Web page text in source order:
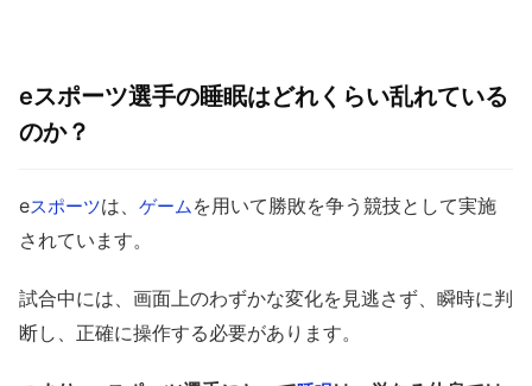
eスポーツ選手の睡眠はどれくらい乱れている
のか？
eスポーツは、 ゲームを用いて勝敗を争う競技として実施
されています。
試合中には、画面上のわずかな変化を見逃さず、瞬時に判
断し、正確に操作する必要があります。